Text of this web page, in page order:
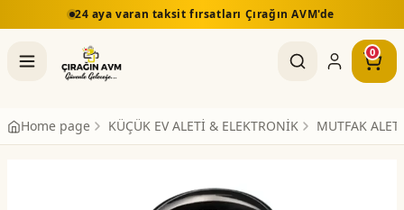
24 aya varan taksit fırsatları Çırağın AVM'de
0
Home page KÜÇÜK EV ALETİ & ELEKTRONİK MUTFAK